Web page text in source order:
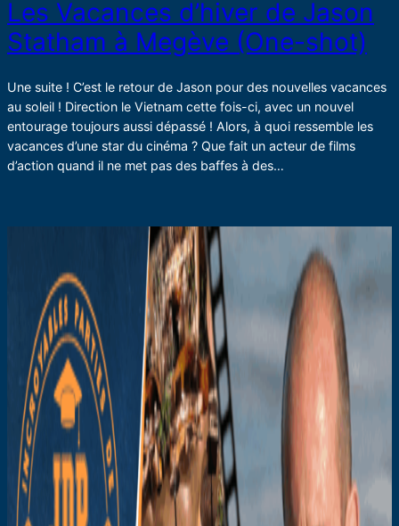
Les Vacances d’hiver de Jason
Statham à Megève (One-shot)
Une suite ! C’est le retour de Jason pour des nouvelles vacances
au soleil ! Direction le Vietnam cette fois-ci, avec un nouvel
entourage toujours aussi dépassé ! Alors, à quoi ressemble les
vacances d’une star du cinéma ? Que fait un acteur de films
d’action quand il ne met pas des baffes à des…